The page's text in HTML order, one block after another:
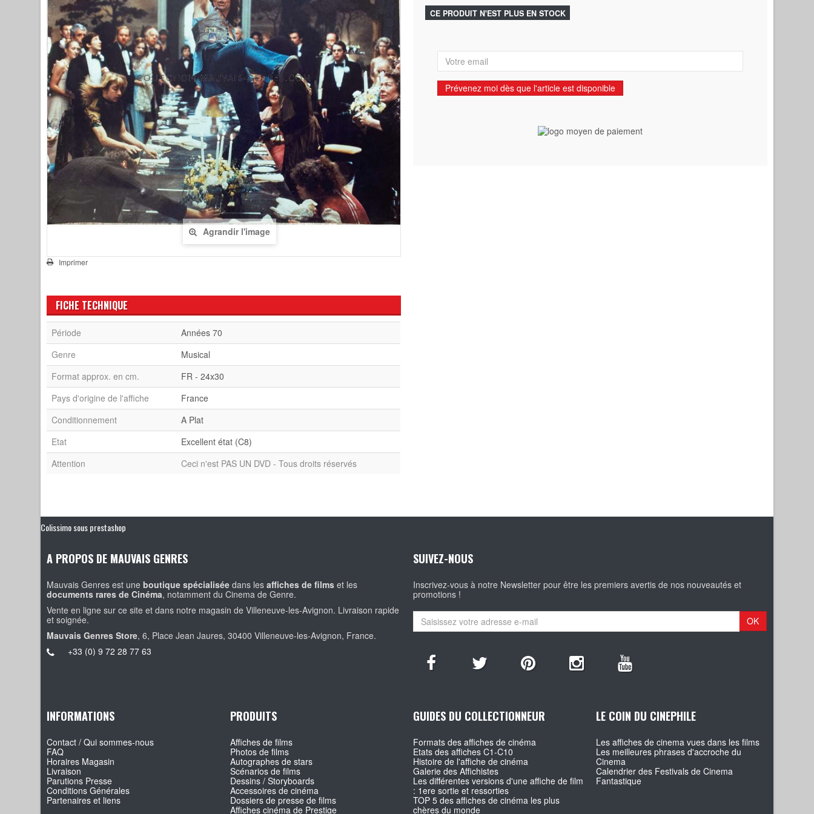
Agrandir l'image
Imprimer
CE PRODUIT N'EST PLUS EN STOCK
Prévenez moi dès que l'article est disponible
FICHE TECHNIQUE
Période
Années 70
Genre
Musical
Format approx. en cm.
FR - 24x30
Pays d'origine de l'affiche
France
Conditionnement
A Plat
Etat
Excellent état (C8)
Attention
Ceci n'est PAS UN DVD - Tous droits réservés
Colissimo sous prestashop
A PROPOS DE MAUVAIS GENRES
Mauvais Genres est uneboutique spécialisée dans lesaffiches de films et les
documents rares de Cinéma, notamment du Cinema de Genre.
Vente en ligne sur ce site et dans notre magasin de Villeneuve-les-Avignon. Livraison rapide
et soignée.
Mauvais Genres Store, 6, Place Jean Jaures, 30400 Villeneuve-les-Avignon, France.
+33 (0) 9 72 28 77 63
SUIVEZ-NOUS
Inscrivez-vous à notre Newsletter pour être les premiers avertis de nos nouveautés et
promotions !
OK
INFORMATIONS
Contact / Qui sommes-nous
FAQ
Horaires Magasin
Livraison
Parutions Presse
Conditions Générales
Partenaires et liens
PRODUITS
Affiches de films
Photos de films
Autographes de stars
Scénarios de films
Dessins / Storyboards
Accessoires de cinéma
Dossiers de presse de films
Affiches cinéma de Prestige
GUIDES DU COLLECTIONNEUR
Formats des affiches de cinéma
Etats des affiches C1-C10
Histoire de l'affiche de cinéma
Galerie des Affichistes
Les différentes versions d'une affiche de film
: 1ere sortie et ressorties
TOP 5 des affiches de cinéma les plus
chères du monde
LE COIN DU CINEPHILE
Les affiches de cinema vues dans les films
Les meilleures phrases d'accroche du
Cinema
Calendrier des Festivals de Cinema
Fantastique